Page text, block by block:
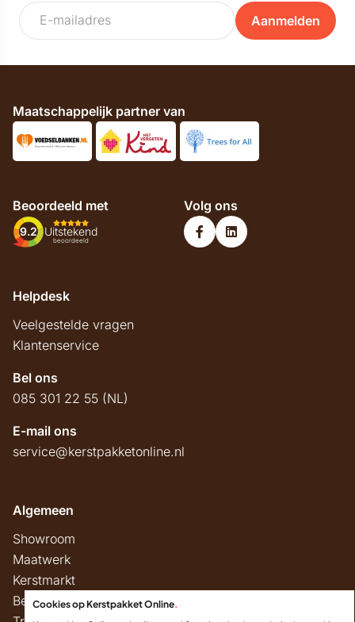
Aanmelden
Maatschappelijk partner van
Beoordeeld met
9.2 Uitstekend
beoordeeld
Volg ons
Helpdesk
Veelgestelde vragen
Klantenservice
Bel ons
085 301 22 55 (NL)
E-mail ons
service@kerstpakketonline.nl
Algemeen
Showroom
Maatwerk
Kerstmarkt
Belastingregels
Cookies op Kerstpakket Online.